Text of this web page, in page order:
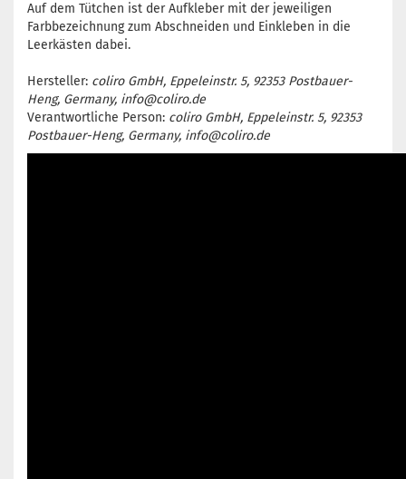
Auf dem Tütchen ist der Aufkleber mit der jeweiligen
Farbbezeichnung zum Abschneiden und Einkleben in die
Leerkästen dabei.
Hersteller: coliro GmbH, Eppeleinstr. 5, 92353 Postbauer-
Heng, Germany, info@coliro.de
Verantwortliche Person: coliro GmbH, Eppeleinstr. 5, 92353
Postbauer-Heng, Germany, info@coliro.de